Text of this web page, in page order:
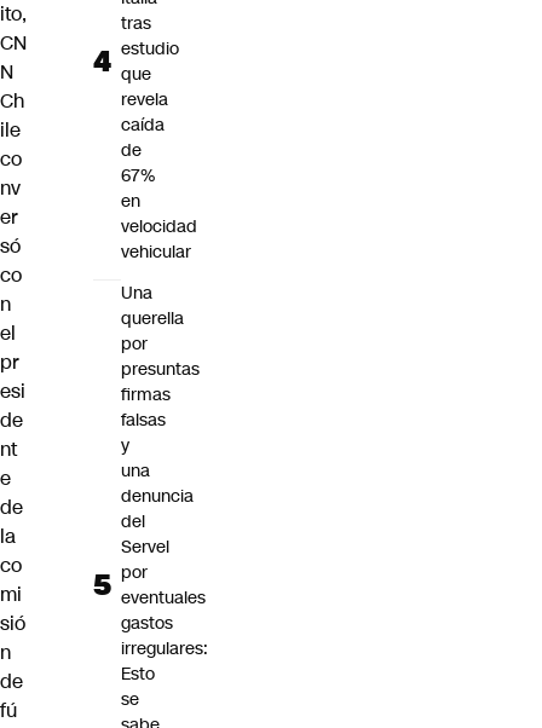
ito,
CN
N
Ch
ile
co
nv
er
só
co
n
el
pr
esi
de
nt
e
de
la
co
mi
sió
n
de
fú
tras
estudio
que
revela
caída
de
67%
en
velocidad
vehicular
Una
querella
por
presuntas
firmas
falsas
y
una
denuncia
del
Servel
por
eventuales
gastos
irregulares:
Esto
se